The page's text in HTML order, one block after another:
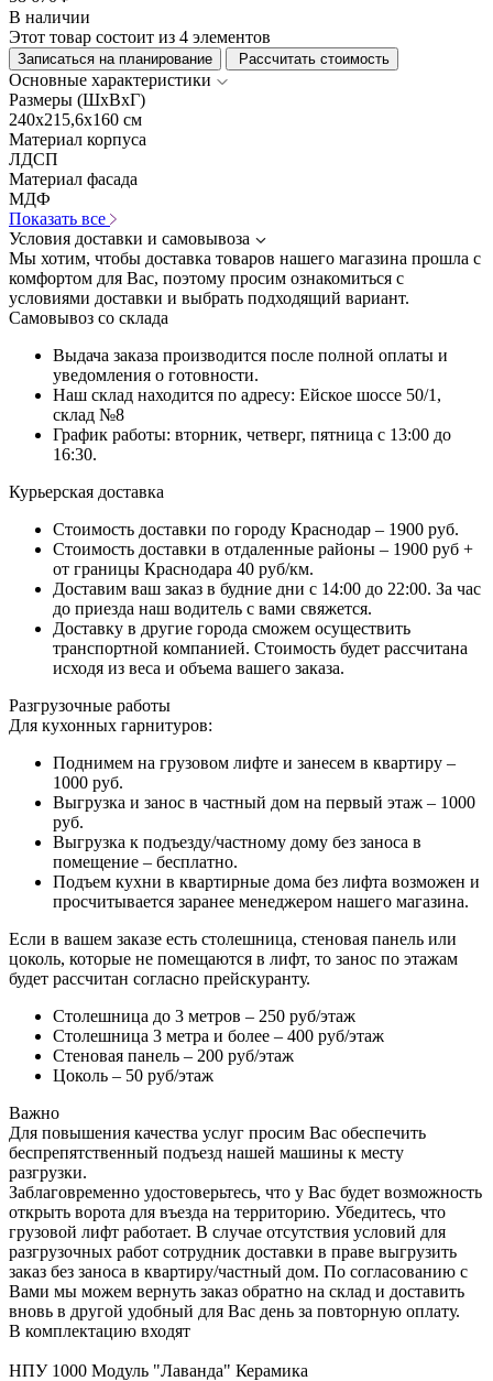
В наличии
Этот товар состоит из 4 элементов
Записаться на планирование Рассчитать стоимость
Основные характеристики
Размеры (ШхВхГ)
240x215,6x160 см
Материал корпуса
ЛДСП
Материал фасада
МДФ
Показать все
Условия доставки и самовывоза
Мы хотим, чтобы доставка товаров нашего магазина прошла с
комфортом для Вас, поэтому просим ознакомиться с
условиями доставки и выбрать подходящий вариант.
Самовывоз со склада
Выдача заказа производится после полной оплаты и
уведомления о готовности.
Наш склад находится по адресу: Ейское шоссе 50/1,
склад №8
График работы: вторник, четверг, пятница с 13:00 до
16:30.
Курьерская доставка
Стоимость доставки по городу Краснодар – 1900 руб.
Стоимость доставки в отдаленные районы – 1900 руб +
от границы Краснодара 40 руб/км.
Доставим ваш заказ в будние дни с 14:00 до 22:00. За час
до приезда наш водитель с вами свяжется.
Доставку в другие города сможем осуществить
транспортной компанией. Стоимость будет рассчитана
исходя из веса и объема вашего заказа.
Разгрузочные работы
Для кухонных гарнитуров:
Поднимем на грузовом лифте и занесем в квартиру –
1000 руб.
Выгрузка и занос в частный дом на первый этаж – 1000
руб.
Выгрузка к подъезду/частному дому без заноса в
помещение – бесплатно.
Подъем кухни в квартирные дома без лифта возможен и
просчитывается заранее менеджером нашего магазина.
Если в вашем заказе есть столешница, стеновая панель или
цоколь, которые не помещаются в лифт, то занос по этажам
будет рассчитан согласно прейскуранту.
Столешница до 3 метров – 250 руб/этаж
Столешница 3 метра и более – 400 руб/этаж
Стеновая панель – 200 руб/этаж
Цоколь – 50 руб/этаж
Важно
Для повышения качества услуг просим Вас обеспечить
беспрепятственный подъезд нашей машины к месту
разгрузки.
Заблаговременно удостоверьтесь, что у Вас будет возможность
открыть ворота для въезда на территорию. Убедитесь, что
грузовой лифт работает. В случае отсутствия условий для
разгрузочных работ сотрудник доставки в праве выгрузить
заказ без заноса в квартиру/частный дом. По согласованию с
Вами мы можем вернуть заказ обратно на склад и доставить
вновь в другой удобный для Вас день за повторную оплату.
В комплектацию входят
НПУ 1000 Модуль "Лаванда" Керамика